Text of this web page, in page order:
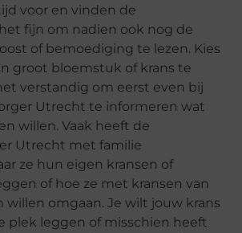
voor en vinden de
fijn om nadien ook nog de
of bemoediging te lezen. Kies
groot bloemstuk of krans te
verstandig om eerst even bij
Utrecht te informeren wat
willen. Vaak heeft de
Utrecht met familie
ze hun eigen kransen of
of hoe ze met kransen van
willen omgaan. Je wilt jouw krans
plek leggen of misschien heeft